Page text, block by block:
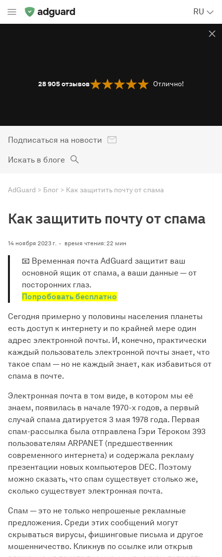
RU
28 905отзывов Отлично!
Подписаться на новости
Искать в блоге
AdGuard Блог Как защитить почту от спама
Как защитить почту от спама
14 ноября 2023 г. время чтения: 22 мин
📧 Временная почта AdGuard защитит ваш
основной ящик от спама, а ваши данные — от
посторонних глаз.
Попробовать бесплатно
Сегодня примерно у половины населения планеты
есть доступ к интернету и по крайней мере один
адрес электронной почты. И, конечно, практически
каждый пользователь электронной почты знает, что
такое спам — но не каждый знает, как избавиться от
спама в почте.
Электронная почта в том виде, в котором мы её
знаем, появилась в начале 1970-х годов, а первый
случай спама датируется 3 мая 1978 года. Первая
спам-рассылка была отправлена Гэри Тёроком 393
пользователям ARPANET (предшественник
современного интернета) и содержала рекламу
презентации новых компьютеров DEC. Поэтому
можно сказать, что спам существует столько же,
сколько существует электронная почта.
Спам — это не только непрошеные рекламные
предложения. Среди этих сообщений могут
скрываться вирусы, фишинговые письма и другое
мошенничество. Кликнув по ссылке или открыв